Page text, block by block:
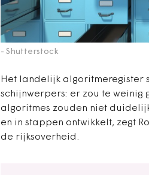
- Shutterstock
Het landelijk algoritmeregister
schijnwerpers: er zou te
algoritmes zouden niet
en in stappen ontwikkelt, zegt
de rijksoverheid.